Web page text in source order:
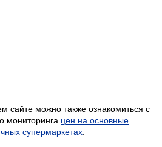
сайте можно также ознакомиться с
мониторинга цен на основные
супермаркетах